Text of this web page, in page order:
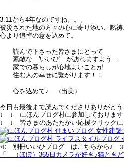
3.11から4年なのですね。。。
被災された地の方々の心に寄り添い、黙祷
心より追悼の意を込めて。
読んで下さった皆さまにとって
素敵な 'いいひ' が訪れますよ
家での暮らしが心地よいことが
住む人の幸せに繋がります！！
心を込めて♪ （出美）
今日も最後まで読んでくださりありがとう
↓ ↓ にほんブログ村に参加しております
↓ ↓ 皆さまのあたたかい応援クリックに
≪ 別冊いいひブログ はこちらから♪
「 （ほぼ）365日カメラが好き♪猫とき